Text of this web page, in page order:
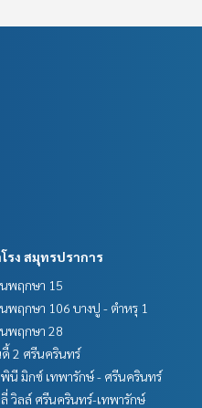
ดชมบ้านได้ที่
ผู้นำด้านธุรกิจนายหน้า ตัวแ
งมอบบริการที่ดีที่สุดเพื่อคุณ ใ
ทรัพย์
รง สมุทรปราการ
พฤกษา 15
พฤกษา 106 บางปู - ตำหรุ 1
พฤกษา 28
2 ศรีนครินทร์
นี มิกซ์ เทพารักษ์ - ศรีนครินทร์
วิลล์ ศรีนครินทร์-เทพารักษ์